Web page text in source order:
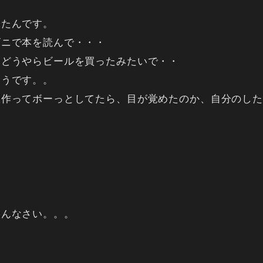
んです。
で本を読んで・・・
うやらビールを買ったみたいで・・
です。。
ってボーっとしてたら、目が覚めたのか、自分のした
なさい。。。